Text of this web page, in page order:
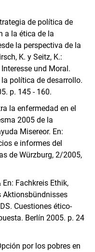
de política de
a la ética de la
la perspectiva de la
K. y Seitz, K.:
und Moral.
política de desarrollo.
p. 145 - 160.
la enfermedad en el
2005 de la
Misereor. En:
e informes del
de Würzburg, 2/2005,
Fachkreis Ethik,
Aktionsbündnisses
Cuestiones ético-
Berlín 2005. p. 24
por los pobres en